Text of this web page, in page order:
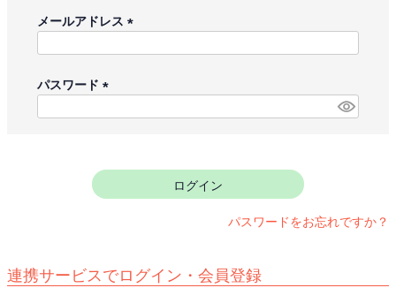
メールアドレス
)
パスワード
ログイン
パスワードをお忘れですか？
連携サービスでログイン・会員登録